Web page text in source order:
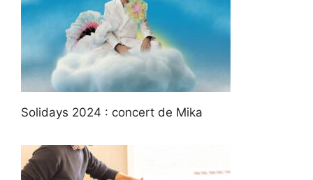
Solidays 2024 : concert de Mika